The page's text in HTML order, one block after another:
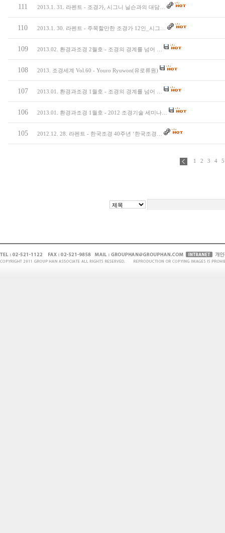
111 2013.1. 31. 라펜트 - 조경가, 시그니 닐슨과의 대담…
110 2013.1. 30. 라펜트 - 주목할만한 조경가 12인_시그…
109 2013.02. 환경과조경 2월호 - 조경의 경계를 넘어 …
108 2013. 조경세계 Vol.60 - Youro Ryuwon(유로류원)
107 2013.01. 환경과조경 1월호 - 조경의 경계를 넘어 …
106 2013.01. 환경과조경 1월호 - 2012 조경기술 세미나…
105 2012.12. 28. 라펜트 - 한국조경 40주년 ‘한국조경…
1 2 3 4 5